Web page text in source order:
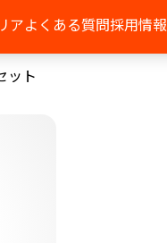
アよくある質問採用情報
ット